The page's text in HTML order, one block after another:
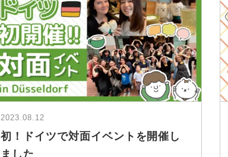
2023.08.12
初！ドイツで対面イベントを開催し
ました